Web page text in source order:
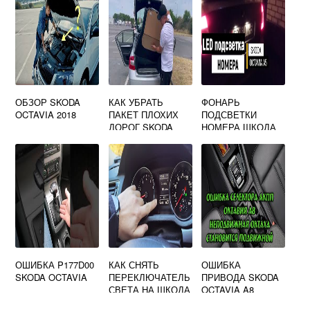
ОБЗОР SKODA
OCTAVIA 2018
КАК УБРАТЬ
ПАКЕТ ПЛОХИХ
ДОРОГ SKODA
ФОНАРЬ
ПОДСВЕТКИ
НОМЕРА ШКОДА
ОШИБКА P177D00
SKODA OCTAVIA
КАК СНЯТЬ
ПЕРЕКЛЮЧАТЕЛЬ
СВЕТА НА ШКОДА
ОШИБКА
ПРИВОДА SKODA
OCTAVIA A8